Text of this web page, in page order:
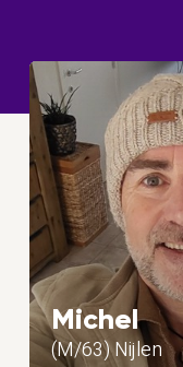
Michel
(M/63) Nijlen